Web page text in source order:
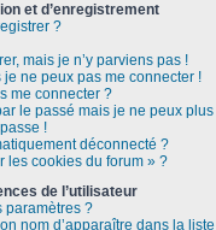
et d’enregistrement
?
mais je n’y parviens pas !
ne peux pas me connecter !
me connecter ?
le passé mais je ne peux
!
déconnecté ?
les cookies du forum » ?
de l’utilisateur
paramètres ?
nom d’apparaître dans la